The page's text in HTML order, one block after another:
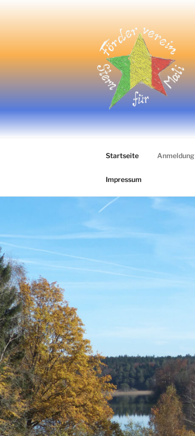
Startseite Anmeldung
Impressum